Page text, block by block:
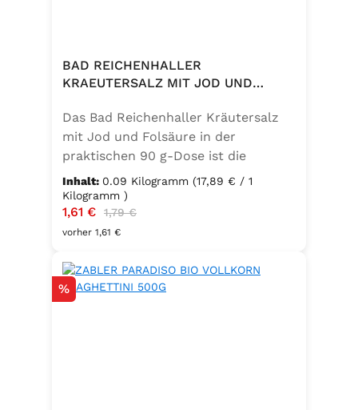
BAD REICHENHALLER
KRAEUTERSALZ MIT JOD UND
Das Bad Reichenhaller Kräutersalz
mit Jod und Folsäure in der
praktischen 90 g-Dose ist die
aromatische Würzmischung für eine
bewusste Ernährung. Fein
abgestimmte Gartenkräuter
verbinden sich mit hochwertigem
Küchenhelfer. Ideal zum Würzen von
Suppen, Salaten, Gemüse- und
Inhalt: 0.09 Kilogramm (17,89 € / 1
Kilogramm )
Verkaufspreis:
1,61 € Regulärer Preis:
1,79 €
vorher 1,61 €
Rabatt
%